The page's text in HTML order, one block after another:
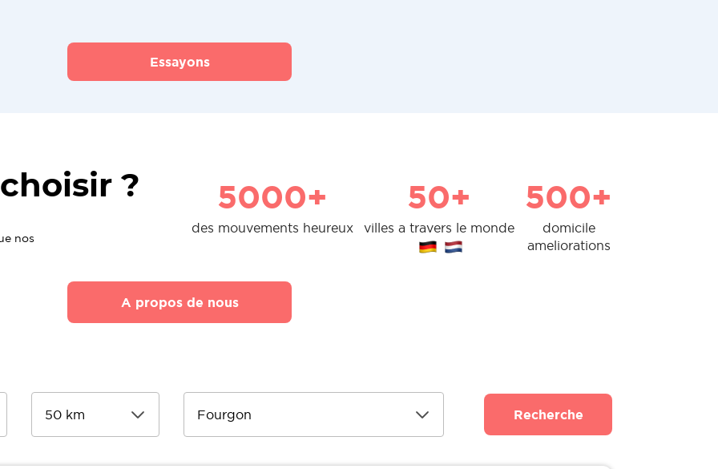
Essayons
?
nos
5000+
des mouvements heureux
50+
villes a travers le monde
500+
domicile
ameliorations
A propos de nous
Recherche